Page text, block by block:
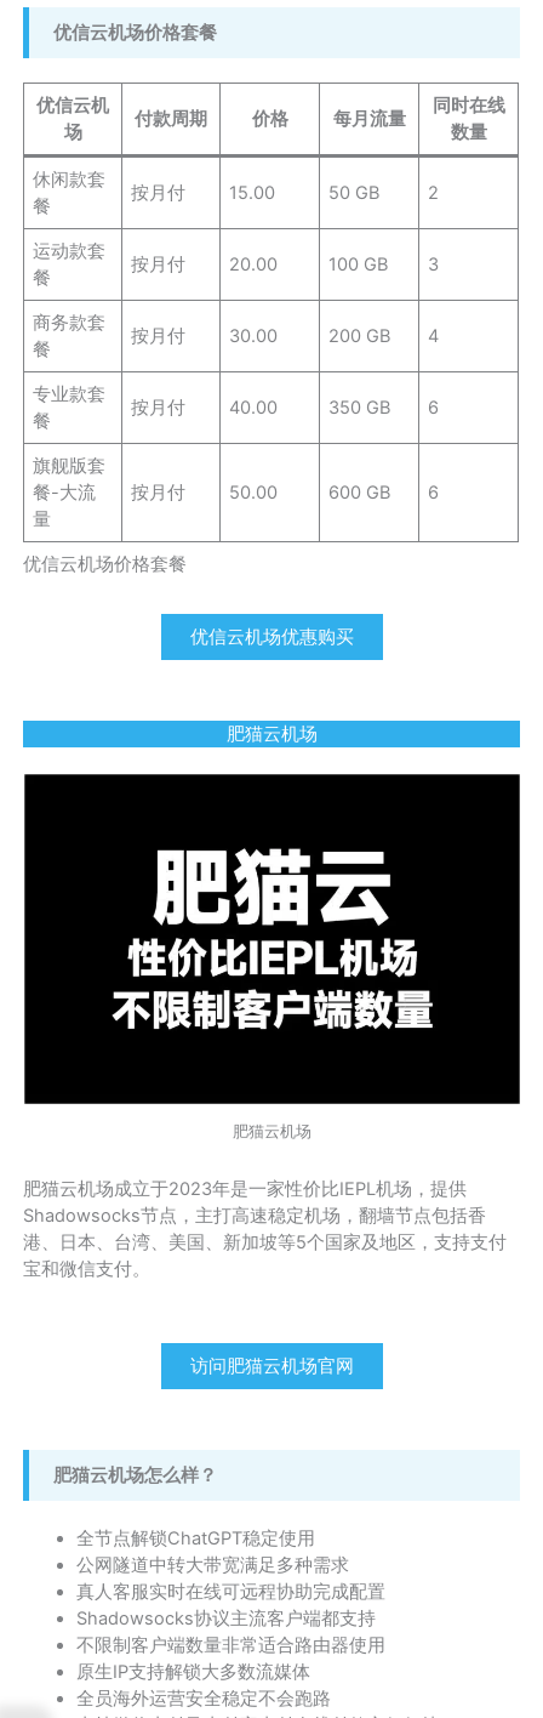
优信云机场价格套餐
优信云机
场
付款周期 价格 每月流量
同时在线
数量
休闲款套
餐
按月付 15.00 50 GB 2
运动款套
餐
按月付 20.00 100 GB 3
商务款套
餐
按月付 30.00 200 GB 4
专业款套
餐
按月付 40.00 350 GB 6
旗舰版套
餐-大流
量
按月付 50.00 600 GB 6
优信云机场价格套餐
优信云机场优惠购买
肥猫云机场
肥猫云机场
肥猫云机场成立于2023年是一家性价比IEPL机场，提供
Shadowsocks节点，主打高速稳定机场，翻墙节点包括香
港、日本、台湾、美国、新加坡等5个国家及地区，支持支付
宝和微信支付。
访问肥猫云机场官网
肥猫云机场怎么样？
全节点解锁ChatGPT稳定使用
公网隧道中转大带宽满足多种需求
真人客服实时在线可远程协助完成配置
Shadowsocks协议主流客户端都支持
不限制客户端数量非常适合路由器使用
原生IP支持解锁大多数流媒体
全员海外运营安全稳定不会跑路